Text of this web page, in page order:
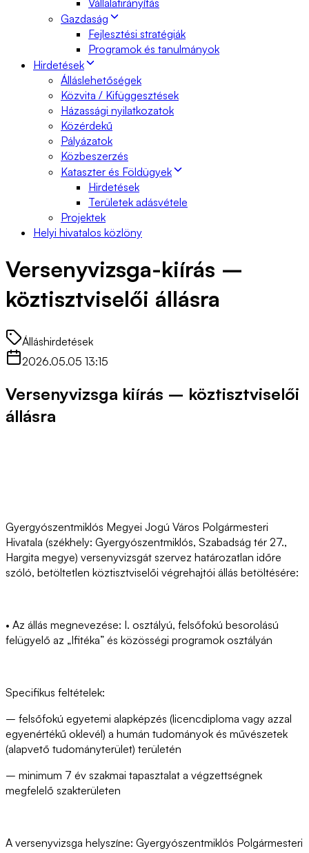
Vállalatirányítás
Gazdaság
Fejlesztési stratégiák
Programok és tanulmányok
Hirdetések
Álláslehetőségek
Közvita / Kifüggesztések
Házassági nyilatkozatok
Közérdekű
Pályázatok
Közbeszerzés
Kataszter és Földügyek
Hirdetések
Területek adásvétele
Projektek
Helyi hivatalos közlöny
Versenyvizsga-kiírás –
köztisztviselői állásra
Álláshirdetések
2026.05.05 13:15
Versenyvizsga kiírás – köztisztviselői
állásra
Gyergyószentmiklós Megyei Jogú Város Polgármesteri
Hivatala (székhely: Gyergyószentmiklós, Szabadság tér 27.,
Hargita megye) versenyvizsgát szervez határozatlan időre
szóló, betöltetlen köztisztviselői végrehajtói állás betöltésére:
• Az állás megnevezése: I. osztályú, felsőfokú besorolású
felügyelő az „Ifitéka” és közösségi programok osztályán
Specifikus feltételek:
– felsőfokú egyetemi alapképzés (licencdiploma vagy azzal
egyenértékű oklevél) a humán tudományok és művészetek
(alapvető tudományterület) területén
– minimum 7 év szakmai tapasztalat a végzettségnek
megfelelő szakterületen
A versenyvizsga helyszíne: Gyergyószentmiklós Polgármesteri